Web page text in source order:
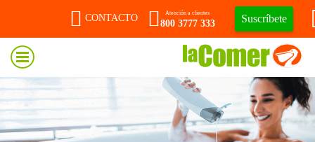
CONTACTO
Atención a clientes
800 3777 333 Suscríbete